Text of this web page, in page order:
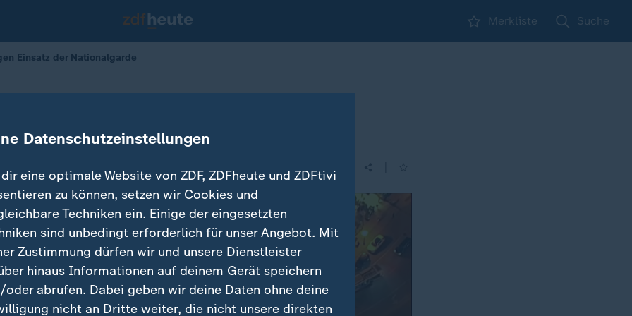
Merkliste Suche
Einsatz der Nationalgarde
Einsatz der Nationalgarde
Datenschutzeinstellungen
eine optimale Website von ZDF, ZDFheute und ZDFtivi
zu können, setzen wir Cookies und
Techniken ein. Einige der eingesetzten
sind unbedingt erforderlich für unser Angebot. Mit
Zustimmung dürfen wir und unsere Dienstleister
hinaus Informationen auf deinem Gerät speichern
oder abrufen. Dabei geben wir deine Daten ohne deine
nicht an Dritte weiter, die nicht unsere direkten